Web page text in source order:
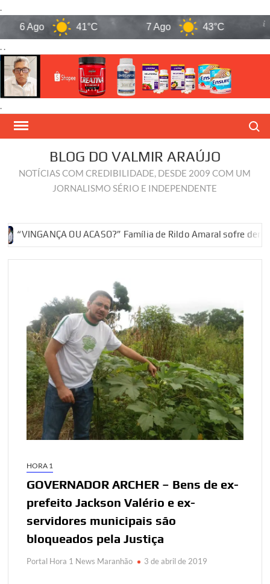
.
6 Ago 41°C 7 Ago 43°C 8
. .
.
Skip
BLOG DO VALMIR ARAÚJO
NOTÍCIAS COM CREDIBILIDADE, DESDE 2009 COM UM
JORNALISMO SÉRIO E INDEPENDENTE
OU ACASO?” Família de Rildo Amaral sofre derrotas
HORA 1
GOVERNADOR ARCHER – Bens de ex-
prefeito Jackson Valério e ex-
servidores municipais são
bloqueados pela Justiça
Portal Hora 1 News Maranhão 3 de abril de 2019